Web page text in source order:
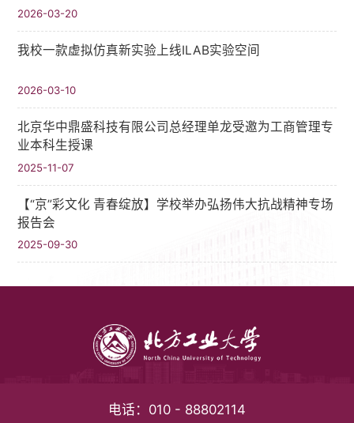
2026-03-20
我校一款虚拟仿真新实验上线ILAB实验空间
2026-03-10
北京华中鼎盛科技有限公司总经理单龙受邀为工商管理专
业本科生授课
2025-11-07
【“京”彩文化 青春绽放】学校举办弘扬伟大抗战精神专场
报告会
2025-09-30
电话： 010 - 88802114